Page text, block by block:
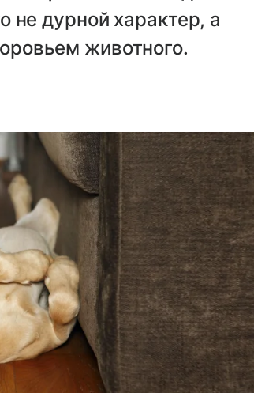
не дурной характер, а
животного.